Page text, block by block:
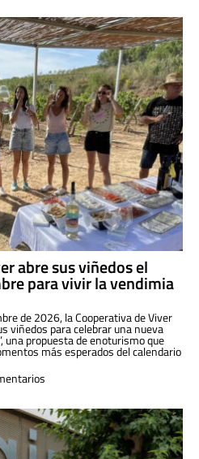
abre sus viñedos el
para vivir la vendimia
de 2026, la Cooperativa de Viver
viñedos para celebrar una nueva
una propuesta de enoturismo que
más esperados del calendario